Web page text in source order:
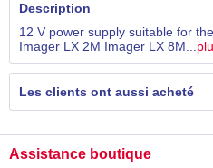
Description
12 V power supply suitable for
Imager LX 2M Imager LX 8M...
Les clients ont aussi acheté
Assistance boutique